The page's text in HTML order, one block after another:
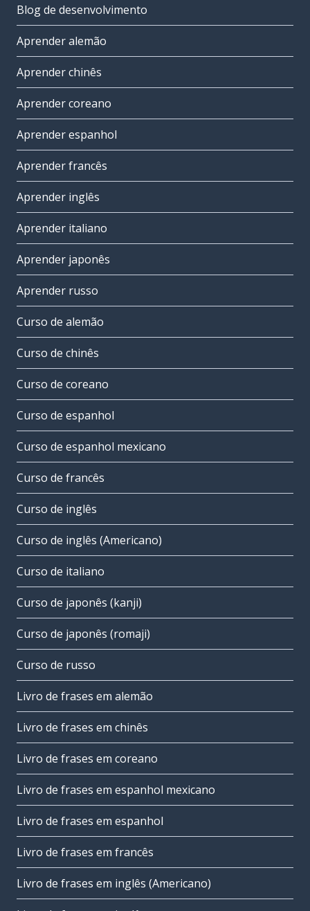
Blog de desenvolvimento
Aprender alemão
Aprender chinês
Aprender coreano
Aprender espanhol
Aprender francês
Aprender inglês
Aprender italiano
Aprender japonês
Aprender russo
Curso de alemão
Curso de chinês
Curso de coreano
Curso de espanhol
Curso de espanhol mexicano
Curso de francês
Curso de inglês
Curso de inglês (Americano)
Curso de italiano
Curso de japonês (kanji)
Curso de japonês (romaji)
Curso de russo
Livro de frases em alemão
Livro de frases em chinês
Livro de frases em coreano
Livro de frases em espanhol mexicano
Livro de frases em espanhol
Livro de frases em francês
Livro de frases em inglês (Americano)